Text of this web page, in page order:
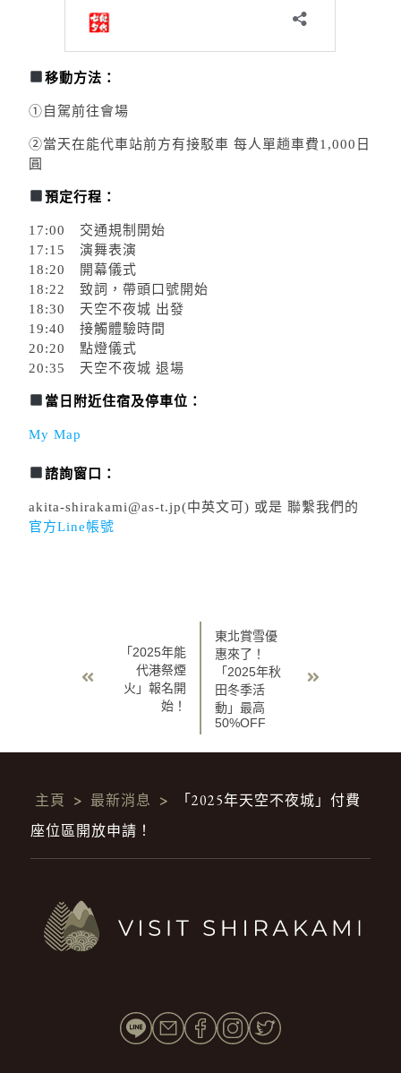
移動方法：
①自駕前往會場
②當天在能代車站前方有接駁車 每人單趟車費1,000日
圓
預定行程：
17:00 交通規制開始
17:15 演舞表演
18:20 開幕儀式
18:22 致詞，帶頭口號開始
18:30 天空不夜城 出發
19:40 接觸體驗時間
20:20 點燈儀式
20:35 天空不夜城 退場
當日附近住宿及停車位：
My Map
諮詢窗口：
akita-shirakami@as-t.jp(中英文可) 或是 聯繫我們的
官方Line帳號
「2025年能
代港祭煙
火」報名開
始！
東北賞雪優
惠來了！
「2025年秋
田冬季活
動」最高
50%OFF
主頁 > 最新消息 >
「2025年天空不夜城」付費
座位區開放申請！